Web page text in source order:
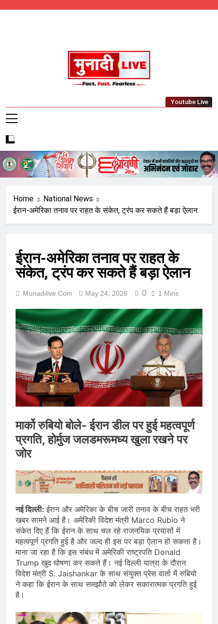
Munadi Live – Jharkhand's Leading Local
Youtube Live
Home
National News
ईरान-अमेरिका तनाव पर राहत के संकेत, ट्रंप कर सकते हैं बड़ा ऐलान
ईरान-अमेरिका तनाव पर राहत के
संकेत, ट्रंप कर सकते हैं बड़ा ऐलान
Munadilive.com May 24, 2026 0 1 Mins
मार्को रुबियो बोले- ईरान डील पर हुई महत्वपूर्ण
प्रगति, होर्मुज जलडमरूमध्य खुला रखने पर
जोर
नई दिल्ली:ईरान और अमेरिका के बीच जारी तनाव के बीच राहत भरी
खबर सामने आई है। अमेरिकी विदेश मंत्री Marco Rubio ने
संकेत दिए हैं कि ईरान के साथ चल रहे राजनयिक प्रयासों में
महत्वपूर्ण प्रगति हुई है और जल्द ही इस पर बड़ा ऐलान हो सकता है।
माना जा रहा है कि इस संबंध में अमेरिकी राष्ट्रपति Donald
Trump खुद घोषणा कर सकते हैं। नई दिल्ली यात्रा के दौरान
विदेश मंत्री S. Jaishankar के साथ संयुक्त प्रेस वार्ता में रुबियो
ने कहा कि ईरान के साथ समझौते को लेकर सकारात्मक प्रगति हुई
है।